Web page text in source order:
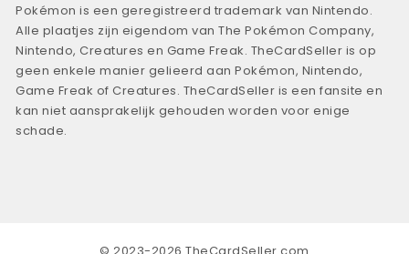
Pokémon is een geregistreerd trademark van Nintendo.
Alle plaatjes zijn eigendom van The Pokémon Company,
Nintendo, Creatures en Game Freak. TheCardSeller is op
geen enkele manier gelieerd aan Pokémon, Nintendo,
Game Freak of Creatures. TheCardSeller is een fansite en
kan niet aansprakelijk gehouden worden voor enige
schade.
© 2023-2026 TheCardSeller.com